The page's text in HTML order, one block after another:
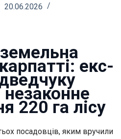
20.06.2026
екс-
220 га лісу
посадовців, яким вручили